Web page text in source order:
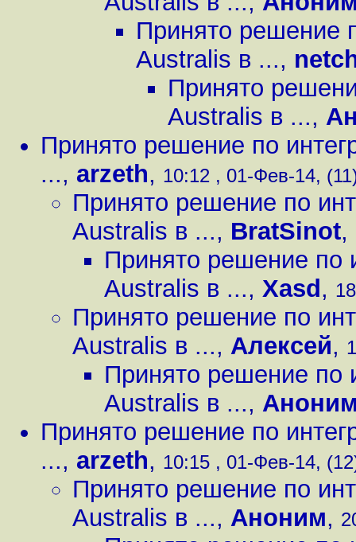
Принято решение
Australis в ...,
Принято
Australis в ...,
Принято решение по
..., arzeth, 10:12 , 01-Фев-14,
Принято решение по
Australis в ..., BratSinot,
Принято решение по
Australis в ..., Xasd ,
Принято решение по
Australis в ..., Алексей,
Принято решение по
Australis в ...,
Принято решение по
..., arzeth, 10:15 , 01-Фев-14,
Принято решение по
Australis в ..., Аноним,